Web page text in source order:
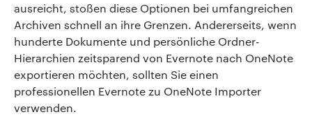
ausreicht, stoßen diese Optionen bei umfangreichen
Archiven schnell an ihre Grenzen. Andererseits, wenn
hunderte Dokumente und persönliche Ordner-
Hierarchien zeitsparend von Evernote nach OneNote
exportieren möchten, sollten Sie einen
professionellen Evernote zu OneNote Importer
verwenden.